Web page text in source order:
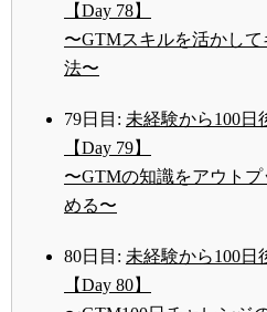
【Day 78】
〜GTMスキルを活かし
法〜
79日目: 未経験から100日
【Day 79】
〜GTMの知識をアウト
める〜
80日目: 未経験から100日
【Day 80】